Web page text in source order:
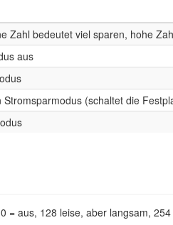
Zahl bedeutet viel sparen, hohe
aus
(schaltet die
= aus, 128 leise, aber langsam,